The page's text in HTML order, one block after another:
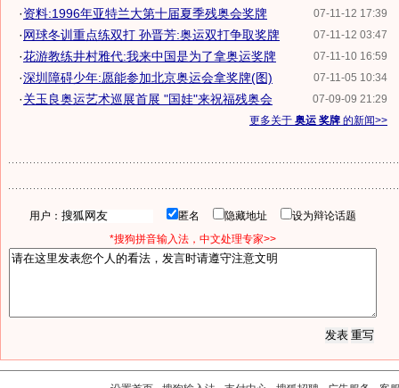
07-11-12 17:39
·资料:1996年亚特兰大第十届夏季残奥会奖牌
07-11-12 03:47
·网球冬训重点练双打 孙晋芳:奥运双打争取奖牌
07-11-10 16:59
·花游教练井村雅代:我来中国是为了拿奥运奖牌
07-11-05 10:34
·深圳障碍少年:愿能参加北京奥运会拿奖牌(图)
07-09-09 21:29
·关玉良奥运艺术巡展首展 "国娃"来祝福残奥会
更多关于 奥运 奖牌 的新闻>>
用户： 匿名 隐藏地址
设为辩论话题
*搜狗拼音输入法，中文处理专家>>